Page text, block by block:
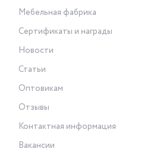
Мебельная фабрика
Сертификаты и награды
Новости
Статьи
Оптовикам
Отзывы
Контактная информация
Вакансии